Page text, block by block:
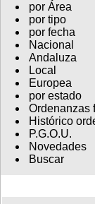
por Área
por tipo
por fecha
Nacional
Andaluza
Local
Europea
por estado
Ordenanzas
Histórico
P.G.O.U.
Novedades
Buscar